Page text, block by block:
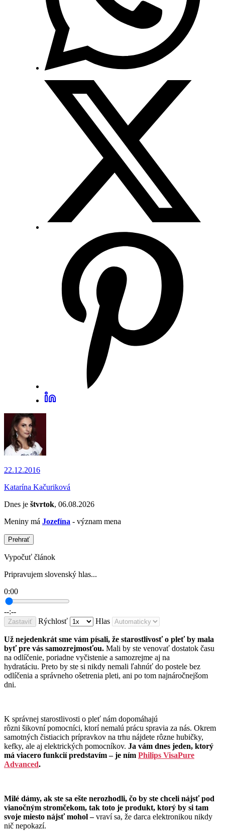
22.12.2016
Katarína Kačuriková
Dnes je štvrtok, 06.08.2026
Meniny má Jozefína - význam mena
Prehrať
Vypočuť článok
Pripravujem slovenský hlas...
0:00
--:--
Zastaviť Rýchlosť Hlas
Už nejedenkrát sme vám písali, že starostlivosť o pleť by mala
byť pre vás samozrejmosťou. Mali by ste venovať dostatok času
na odlíčenie, poriadne vyčistenie a samozrejme aj na
hydratáciu. Preto by ste si nikdy nemali ľahnúť do postele bez
odlíčenia a správneho ošetrenia pleti, ani po tom najnáročnejšom
dni.
K správnej starostlivosti o pleť nám dopomáhajú
rôzni šikovní pomocníci, ktorí nemalú prácu spravia za nás. Okrem
samotných čistiacich prípravkov na trhu nájdete rôzne hubičky,
kefky, ale aj elektrických pomocníkov. Ja vám dnes jeden, ktorý
má viacero funkcií predstavím – je ním Philips VisaPure
Advanced.
Milé dámy, ak ste sa ešte nerozhodli, čo by ste chceli nájsť pod
vianočným stromčekom, tak toto je produkt, ktorý by si tam
svoje miesto nájsť mohol –vraví sa, že darca elektronikou nikdy
nič nepokazí.